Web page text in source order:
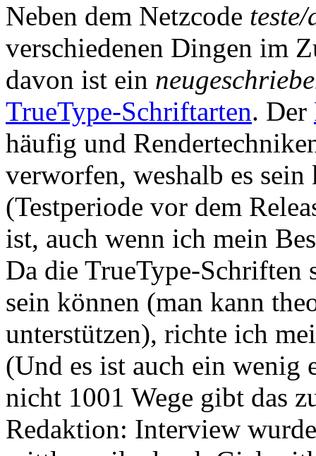
Neben dem Netzcode
verschiedenen Dingen im
davon ist ein
TrueType-Schriftarten. Der
häufig und
verworfen, weshalb es sein
(Testperiode vor dem
ist, auch wenn ich mein
Da die TrueType-Schriften
sein können (man kann
unterstützen), richte ich
(Und es ist auch ein wenig
nicht 1001 Wege gibt das
Redaktion: Interview